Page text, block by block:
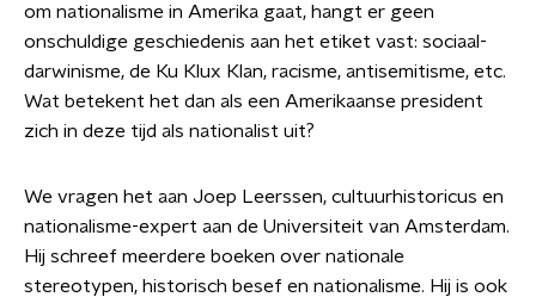
om nationalisme in Amerika gaat, hangt er geen
onschuldige geschiedenis aan het etiket vast: sociaal-
darwinisme, de Ku Klux Klan, racisme, antisemitisme, etc.
Wat betekent het dan als een Amerikaanse president
zich in deze tijd als nationalist uit?
We vragen het aan Joep Leerssen, cultuurhistoricus en
nationalisme-expert aan de Universiteit van Amsterdam.
Hij schreef meerdere boeken over nationale
stereotypen, historisch besef en nationalisme. Hij is ook